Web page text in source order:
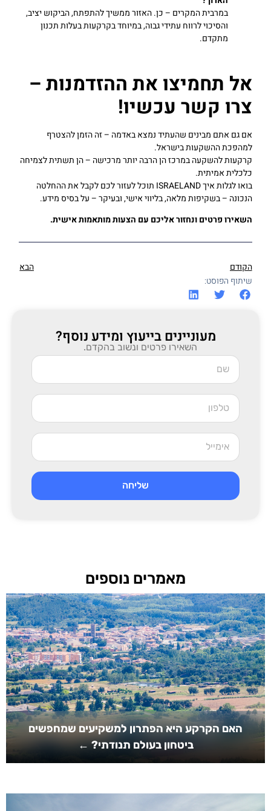
במרבית המקרים – כן. האזור ממשיך להתפתח, הביקוש יציב,
והסיכוי לרווח עתידי גבוה, במיוחד בקרקעות בעלות תכנון
מתקדם.
אל תחמיצו את ההזדמנות –
צרו קשר עכשיו!
אם גם אתם מבינים שהעתיד נמצא באדמה – זה הזמן להצטרף
למהפכת ההשקעות בישראל.
קרקעות להשקעה במרכז הן הרבה יותר מרכישה – הן תשתית לצמיחה
כלכלית אמיתית.
בואו לגלות איך ISRAELAND תוכל לעזור לכם לקבל את ההחלטה
הנכונה – בשקיפות מלאה, בליווי אישי, ובעיקר – על בסיס מידע.
השאירו פרטים ונחזור אליכם עם הצעות מותאמות אישית.
הקודם
הבא
שיתוף הפוסט:
מעוניינים בייעוץ ומידע נוסף?
השאירו פרטים ונשוב בהקדם.
שליחה
מאמרים נוספים
האם הקרקע היא הפתרון למשקיעים שמחפשים
ביטחון בעולם תנודתי? ←